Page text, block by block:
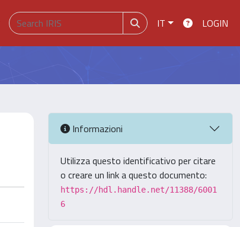
IT LOGIN
Informazioni
Utilizza questo identificativo per citare
o creare un link a questo documento:
https://hdl.handle.net/11388/6001
6